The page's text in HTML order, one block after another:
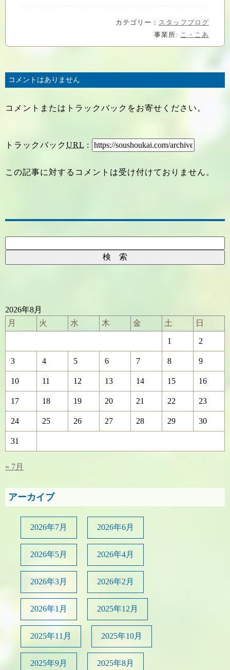
カテゴリー： スタッフブログ
事業所: こ・こあ
コメントはありません
コメントまたはトラックバックをお寄せください。
トラックバックURL :
この記事に対するコメントは受け付けておりません。
2026年8月
月
火 水 木 金 土 日
1 2
3 4 5 6 7 8 9
10 11 12 13 14 15 16
17 18 19 20 21 22 23
24 25 26 27 28 29 30
31
« 7月
アーカイブ
2026年7月 2026年6月
2026年5月 2026年4月
2026年3月 2026年2月
2026年1月 2025年12月
2025年11月 2025年10月
2025年9月 2025年8月